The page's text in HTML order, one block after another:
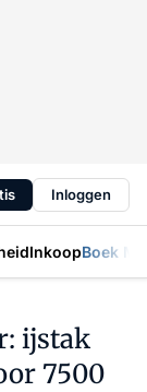
Inloggen
InkoopBoek
ijstak
7500